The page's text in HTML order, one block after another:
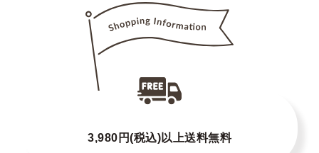
3,980円(税込)以上送料無料